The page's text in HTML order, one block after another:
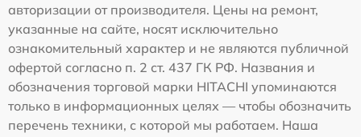
авторизации от производителя. Цены на ремонт,
указанные на сайте, носят исключительно
ознакомительный характер и не являются публичной
офертой согласно п. 2 ст. 437 ГК РФ. Названия и
обозначения торговой марки HITACHI упоминаются
только в информационных целях — чтобы обозначить
перечень техники, с которой мы работаем. Наша